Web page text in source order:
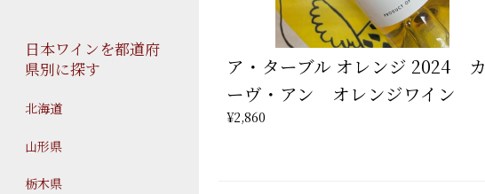
日本ワインを都道府
県別に探す
北海道
山形県
栃木県
ア・ターブル オレンジ 2024 カ
ーヴ・アン オレンジワイン
¥2,860